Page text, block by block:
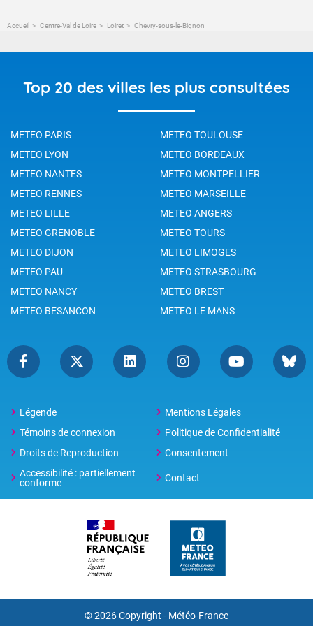
Accueil Centre-Val de Loire Loiret Chevry-sous-le-Bignon
Top 20 des villes les plus consultées
METEO PARIS
METEO TOULOUSE
METEO LYON
METEO BORDEAUX
METEO NANTES
METEO MONTPELLIER
METEO RENNES
METEO MARSEILLE
METEO LILLE
METEO ANGERS
METEO GRENOBLE
METEO TOURS
METEO DIJON
METEO LIMOGES
METEO PAU
METEO STRASBOURG
METEO NANCY
METEO BREST
METEO BESANCON
METEO LE MANS
Légende
Mentions Légales
Témoins de connexion
Politique de Confidentialité
Droits de Reproduction
Consentement
Accessibilité : partiellement
conforme
Contact
© 2026 Copyright - Météo-France